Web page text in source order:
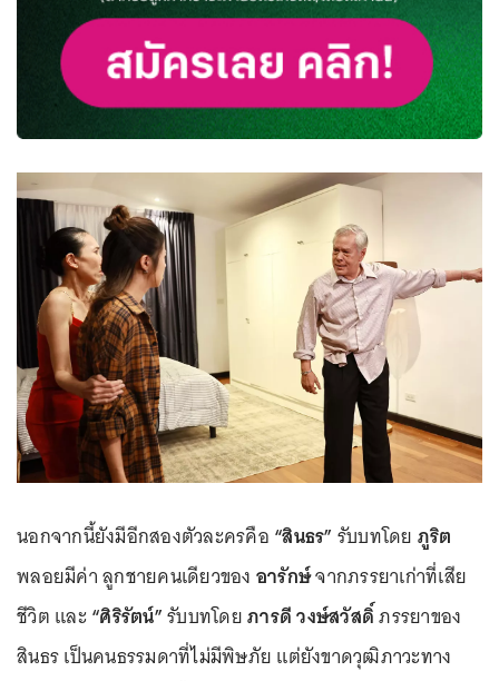
นอกจากนี้ยังมีอีกสองตัวละครคือ “สินธร” รับบทโดย ภูริต
พลอยมีค่า ลูกชายคนเดียวของ อารักษ์จากภรรยาเก่าที่เสีย
ชีวิต และ“ศิริรัตน์”รับบทโดยภารดี วงษ์สวัสดิ์ภรรยาของ
สินธร เป็นคนธรรมดาที่ไม่มีพิษภัย แต่ยังขาดวุฒิภาวะทาง